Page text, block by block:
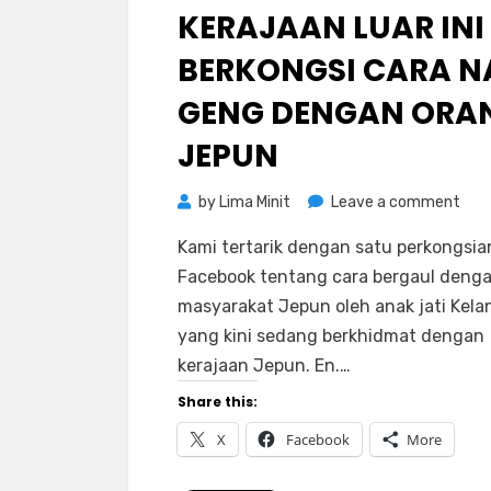
KERAJAAN LUAR INI
BERKONGSI CARA
GENG DENGAN
JEPUN
by Lima Minit Leave a comment
Kami tertarik dengan satu
Facebook tentang cara bergaul
masyarakat Jepun oleh anak jati
yang kini sedang berkhidmat dengan
kerajaan Jepun. En.…
Share this:
X Facebook More